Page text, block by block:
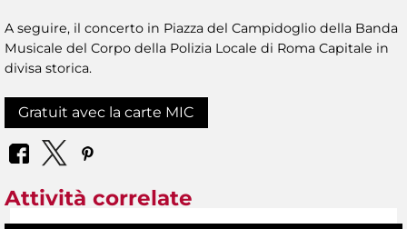
A seguire, il concerto in Piazza del Campidoglio della Banda
Musicale del Corpo della Polizia Locale di Roma Capitale in
divisa storica.
Gratuit avec la carte MIC
Attività correlate